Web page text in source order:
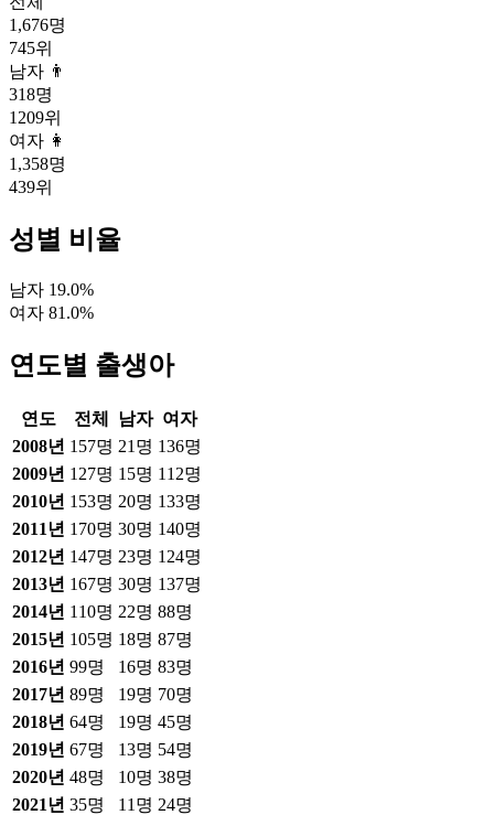
1,676명
745위
남자 👨
318명
1209위
여자 👩
1,358명
439위
성별 비율
남자 19.0%
여자 81.0%
연도별 출생아
연도 전체 남자 여자
2008년 157명 21 명 136명
2009년 127명 15명 112명
2010년 153명 20명 133명
2011 년 170명 30명 140명
2012년 147명 23명 124명
2013년 167명 30명 137명
2014년 110명 22명 88명
2015년 105명 18명 87명
2016년 99명 16명 83명
2017년 89명 19명 70명
2018년 64명 19명 45명
2019년 67명 13명 54명
2020년 48명 10명 38명
2021 년 35명 11 명 24명